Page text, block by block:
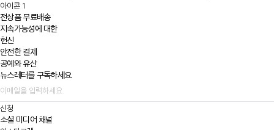
아이콘 1
전상품 무료배송
지속가능성에 대한
헌신
안전한 결제
공예와 유산
뉴스레터를 구독하세요.
신청
소셜 미디어 채널